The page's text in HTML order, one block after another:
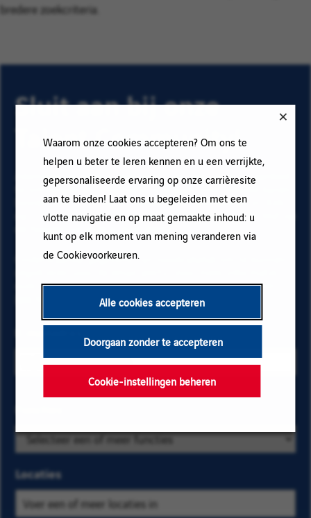
Waarom onze cookies accepteren? Om ons te
helpen u beter te leren kennen en u een verrijkte,
gepersonaliseerde ervaring op onze carrièresite
aan te bieden! Laat ons u begeleiden met een
vlotte navigatie en op maat gemaakte inhoud: u
kunt op elk moment van mening veranderen via
de Cookievoorkeuren.
Alle cookies accepteren
Doorgaan zonder te accepteren
Cookie-instellingen beheren
bredere zoekcriteria.
Sluit aan bij onze
Talent Community!
Abonneer op onze e-mail alerts om ons vacature aanbod
te ontvangen en informatie te krijgen over nieuwe banen
binnen Vinci. Vul uw e-mailadres en voorkeuren in. Klik
op "Toevoegen" en vervolgens op "Abonneren" en blijf op
de hoogte via onze e-mail alerts!
Onderstaande gegevens zijn noodzakelijk om te kunnen
over het beheer van uw gegevens en over uw rechten,
E-mailadres
bedrijfs- en
locatiecriteria
vacatures te
vinden die u
op
categorie
kies
Locaties